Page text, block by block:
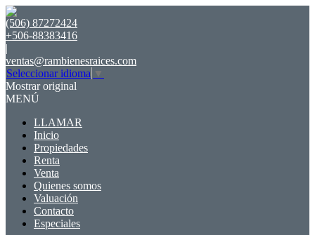
(506) 87272424
+506-88383416
|
ventas@rambienesraices.com
Seleccionar idioma ▼
Mostrar original
MENÚ
LLAMAR
Inicio
Propiedades
Renta
Venta
Quienes somos
Valuación
Contacto
Especiales